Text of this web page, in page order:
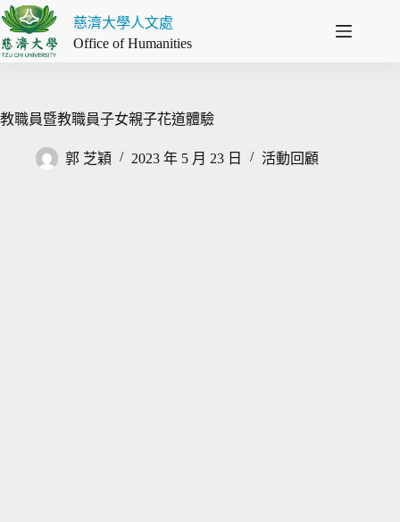
跳
至
主
容
慈濟大學人文處
Office of Humanities
教職員暨教職員子女親子花道體驗
郭 芝穎 2023 年 5 月 23 日 活動回顧